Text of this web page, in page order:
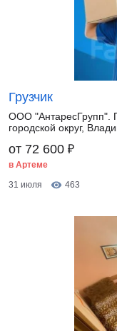
Грузчик
ООО "АнтаресГрупп".
городской округ,
от 72 600 ₽
в Артеме
31 июля
463